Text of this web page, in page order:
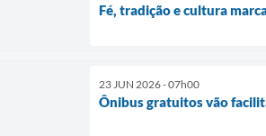
Fé, tradição e cultura
23 JUN 2026 - 07h00
Ônibus gratuitos vão